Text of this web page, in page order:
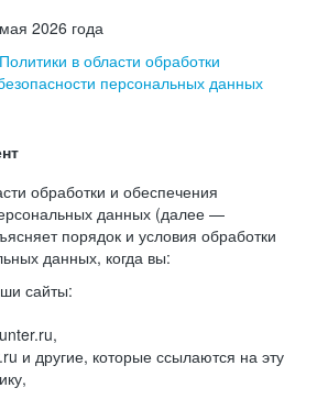
2026 года
Политики в области обработки
персональных данных
обработки и обеспечения
данных (далее —
порядок и условия обработки
данных, когда вы:
сайты:
и другие, которые ссылаются на эту